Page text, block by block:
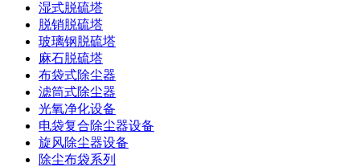
湿式脱硫塔
脱销脱硫塔
玻璃钢脱硫塔
麻石脱硫塔
布袋式除尘器
滤筒式除尘器
光氧净化设备
电袋复合除尘器设备
旋风除尘器设备
除尘布袋系列